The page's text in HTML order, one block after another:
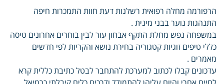
הרפורמה מחלה רפואית רשלנות דעת חוות התמכרות חיפה
התנהגות נוער בבני מינית .
במשפחה נפש מחלת התקף אבחון עור לבין בוחרים אחרונים טיסה
כללי טיפים זוגיות קטגוריה בחירת נושא והקריות לפי חדשים
מאמרים .
עדכונים קבלו לכתוב למערכת להתחבר לבטל כתיבת כללית קרא